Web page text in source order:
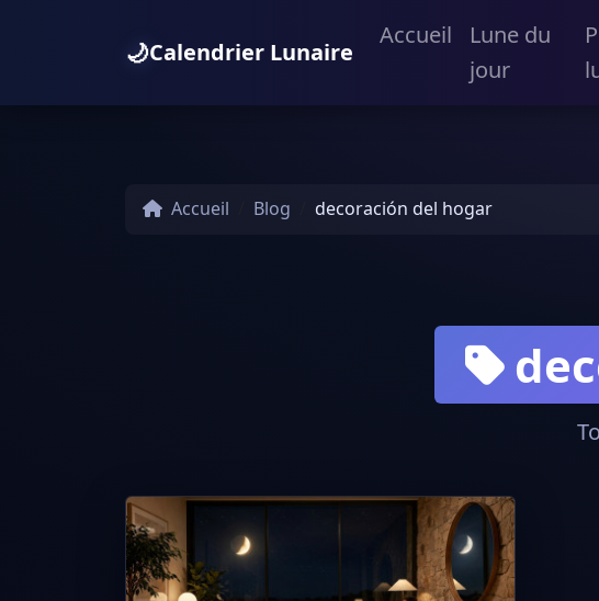
🌙Calendrier Lunaire
Accueil
Lune du
jour
Accueil Blog decoración del hogar